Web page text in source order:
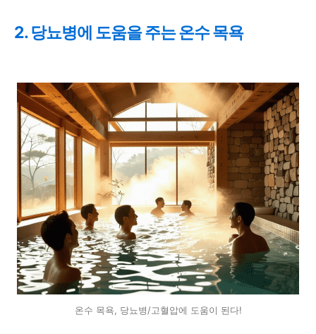
2. 당뇨병에 도움을 주는 온수 목욕
온수 목욕, 당뇨병/고혈압에 도움이 된다!